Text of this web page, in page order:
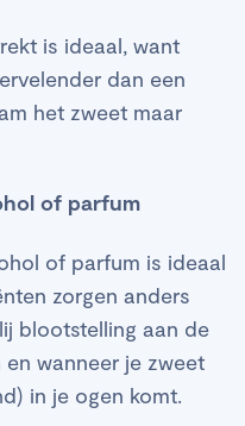
is ideaal, want
dan een
het zweet maar
of parfum
of parfum is ideaal
zorgen anders
blootstelling aan de
wanneer je zweet
in je ogen komt.